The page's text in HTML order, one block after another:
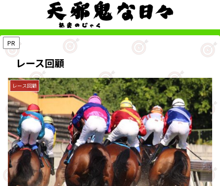
PR
レース回顧
レース回顧